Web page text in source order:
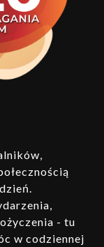
- tu
w codziennej